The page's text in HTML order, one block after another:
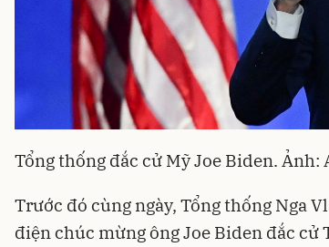
Tổng thống đắc cử Mỹ Joe Biden. Ảnh:
Trước đó cùng ngày, Tổng thống Nga
điện chúc mừng ông Joe Biden đắc cử